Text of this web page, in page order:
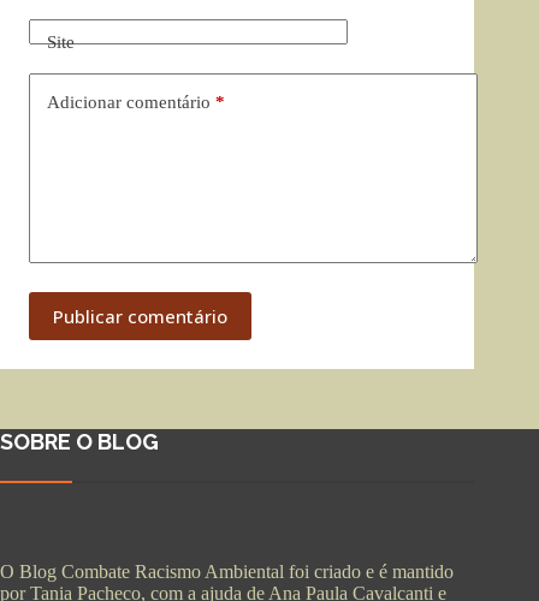
Site
Adicionar comentário *
Publicar comentário
SOBRE O BLOG
O Blog Combate Racismo Ambiental foi criado e é mantido
por Tania Pacheco, com a ajuda de Ana Paula Cavalcanti e